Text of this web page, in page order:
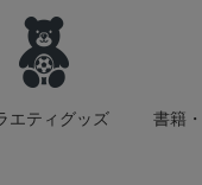
エティグッズ 書籍